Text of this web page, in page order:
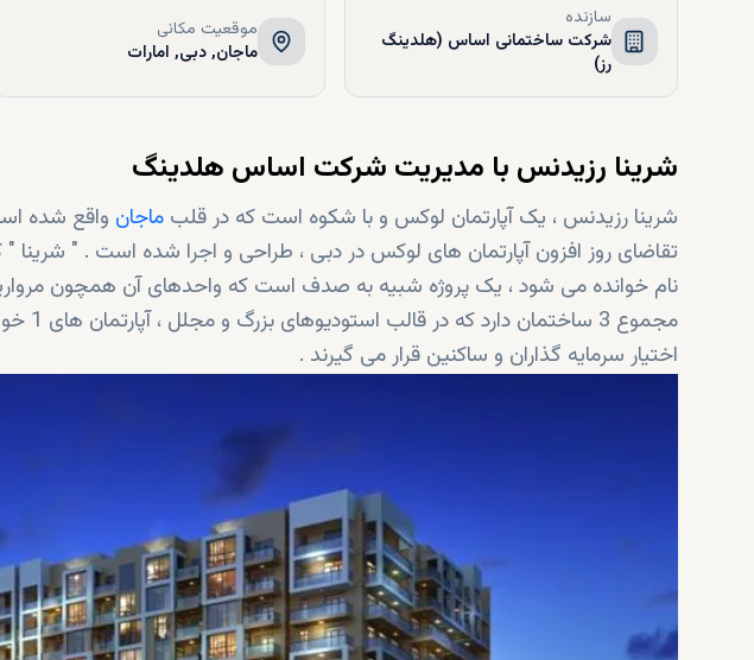
سازنده
شرکت ساختمانی اساس (هلدینگ
رز)
موقعیت مکانی
ماجان, دبی, امارات
شرینا رزیدنس با مدیریت شرکت اساس هلدینگ
شرینا رزیدنس ، یک آپارتمان لوکس و با شکوه است که در قلب ماجان واقع شده
تقاضای روز افزون آپارتمان های لوکس در دبی ، طراحی و اجرا شده است . "
نام خوانده می شود ، یک پروژه شبیه به صدف است که واحدهای آن همچون
اختیار سرمایه گذاران و ساکنین قرار می گیرند .